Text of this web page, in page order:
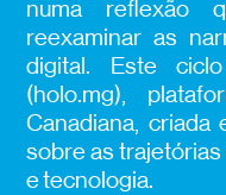
numa reflexão
reexaminar as
digital. Este
(holo.mg),
Canadiana, criada
sobre as
e tecnologia.